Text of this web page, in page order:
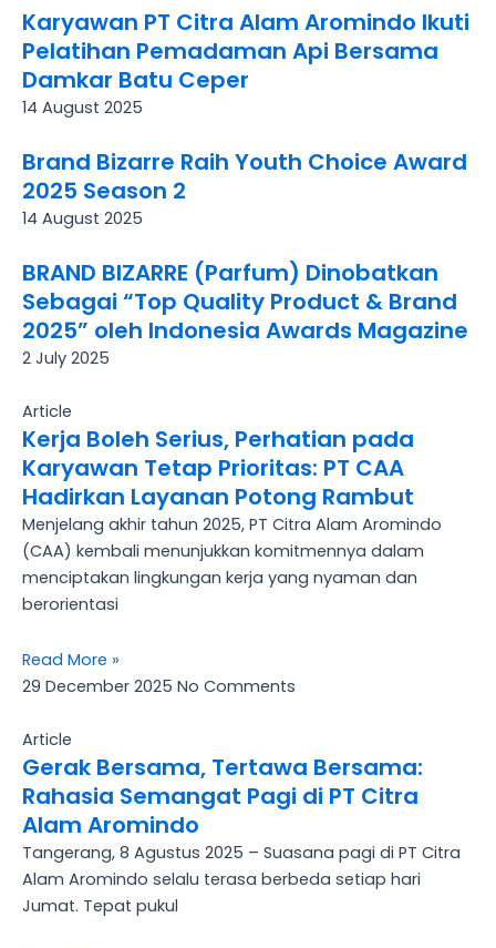
Karyawan PT Citra Alam Aromindo Ikuti
Pelatihan Pemadaman Api Bersama
Damkar Batu Ceper
14 August 2025
Brand Bizarre Raih Youth Choice Award
2025 Season 2
14 August 2025
BRAND BIZARRE (Parfum) Dinobatkan
Sebagai “Top Quality Product & Brand
2025” oleh Indonesia Awards Magazine
2 July 2025
Article
Kerja Boleh Serius, Perhatian pada
Karyawan Tetap Prioritas: PT CAA
Hadirkan Layanan Potong Rambut
Menjelang akhir tahun 2025, PT Citra Alam Aromindo
(CAA) kembali menunjukkan komitmennya dalam
menciptakan lingkungan kerja yang nyaman dan
berorientasi
Read More »
29 December 2025 No Comments
Article
Gerak Bersama, Tertawa Bersama:
Rahasia Semangat Pagi di PT Citra
Alam Aromindo
Tangerang, 8 Agustus 2025 – Suasana pagi di PT Citra
Alam Aromindo selalu terasa berbeda setiap hari
Jumat. Tepat pukul